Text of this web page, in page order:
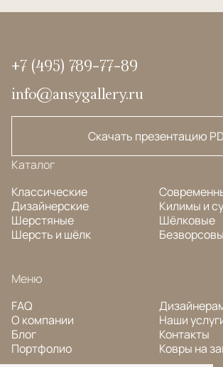
+7 (495) 789-77-89
info@ansygallery.ru
Скачать презентацию
Каталог
Классические
Дизайнерские
Шерстяные
Шерсть и шёлк
Килимы и
Шёлковые
Меню
FAQ
О компании
Блог
Портфолио
Наши
Контакты
Ковры на